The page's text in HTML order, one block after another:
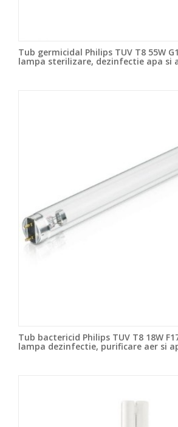
Tub germicidal Philips TUV T8 55W
lampa sterilizare, dezinfectie apa si
Tub bactericid Philips TUV T8 18W
lampa dezinfectie, purificare aer si